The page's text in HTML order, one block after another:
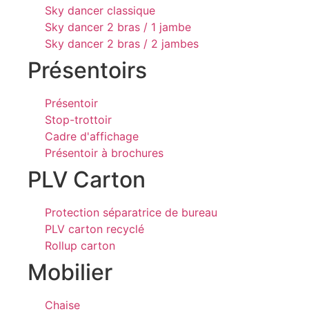
Sky dancer classique
Sky dancer 2 bras / 1 jambe
Sky dancer 2 bras / 2 jambes
Présentoirs
Présentoir
Stop-trottoir
Cadre d'affichage
Présentoir à brochures
PLV Carton
Protection séparatrice de bureau
PLV carton recyclé
Rollup carton
Mobilier
Chaise